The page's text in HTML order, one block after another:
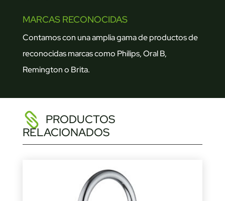
MARCAS RECONOCIDAS
Contamos con una amplia gama de productos de
reconocidas marcas como Philips, Oral B,
Remington o Brita.
PRODUCTOS
RELACIONADOS